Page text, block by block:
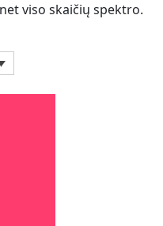
viso skaičių spektro.